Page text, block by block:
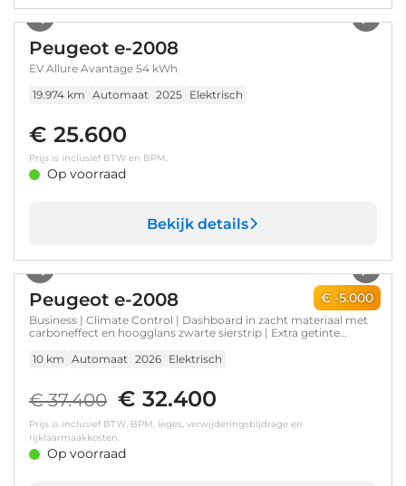
Peugeot e-2008
EV Allure Avantage 54 kWh
19.974 km Automaat 2025 Elektrisch
€ 25.600
Prijs is inclusief BTW en BPM.
Op voorraad
Bekijk details
€ -5.000
Peugeot e-2008
Business | Climate Control | Dashboard in zacht materiaal met
carboneffect en hoogglans zwarte sierstrip | Extra getinte
10 km Automaat 2026 Elektrisch
€ 37.400 € 32.400
Prijs is inclusief BTW, BPM, leges, verwijderingsbijdrage en
rijklaarmaakkosten.
Op voorraad